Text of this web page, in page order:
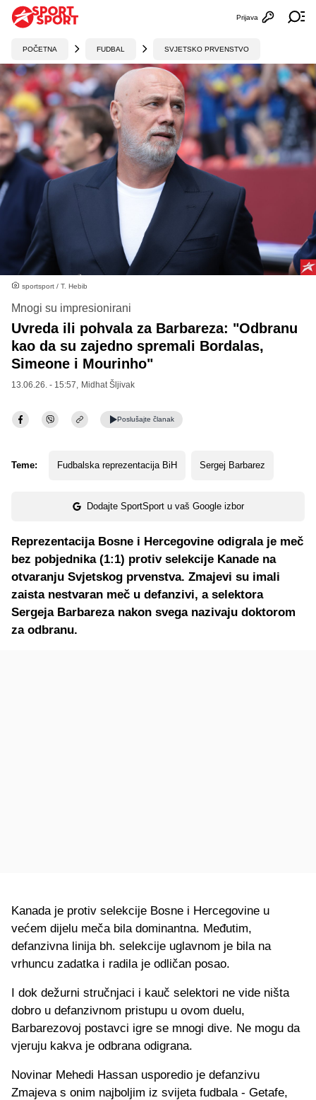
Otvori
Prijava
POČETNA FUDBAL SVJETSKO PRVENSTVO
sportsport / T. Hebib
Mnogi su impresionirani
Uvreda ili pohvala za Barbareza: "Odbranu
kao da su zajedno spremali Bordalas,
Simeone i Mourinho"
13.06.26. - 15:57, Midhat Šljivak
Poslušajte članak
Teme: Fudbalska reprezentacija BiH Sergej Barbarez
Dodajte SportSport u vaš Google izbor
Reprezentacija Bosne i Hercegovine odigrala je meč
bez pobjednika (1:1) protiv selekcije Kanade na
otvaranju Svjetskog prvenstva. Zmajevi su imali
zaista nestvaran meč u defanzivi, a selektora
Sergeja Barbareza nakon svega nazivaju doktorom
za odbranu.
Kanada je protiv selekcije Bosne i Hercegovine u
većem dijelu meča bila dominantna. Međutim,
defanzivna linija bh. selekcije uglavnom je bila na
vrhuncu zadatka i radila je odličan posao.
I dok dežurni stručnjaci i kauč selektori ne vide ništa
dobro u defanzivnom pristupu u ovom duelu,
Barbarezovoj postavci igre se mnogi dive. Ne mogu da
vjeruju kakva je odbrana odigrana.
Novinar Mehedi Hassan usporedio je defanzivu
Zmajeva s onim najboljim iz svijeta fudbala - Getafe,